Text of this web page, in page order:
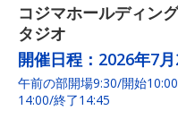
コジマホールディン
タジオ
開催日程： 2026年7
午前の部開場9:30/開始
14:00/終了14:45